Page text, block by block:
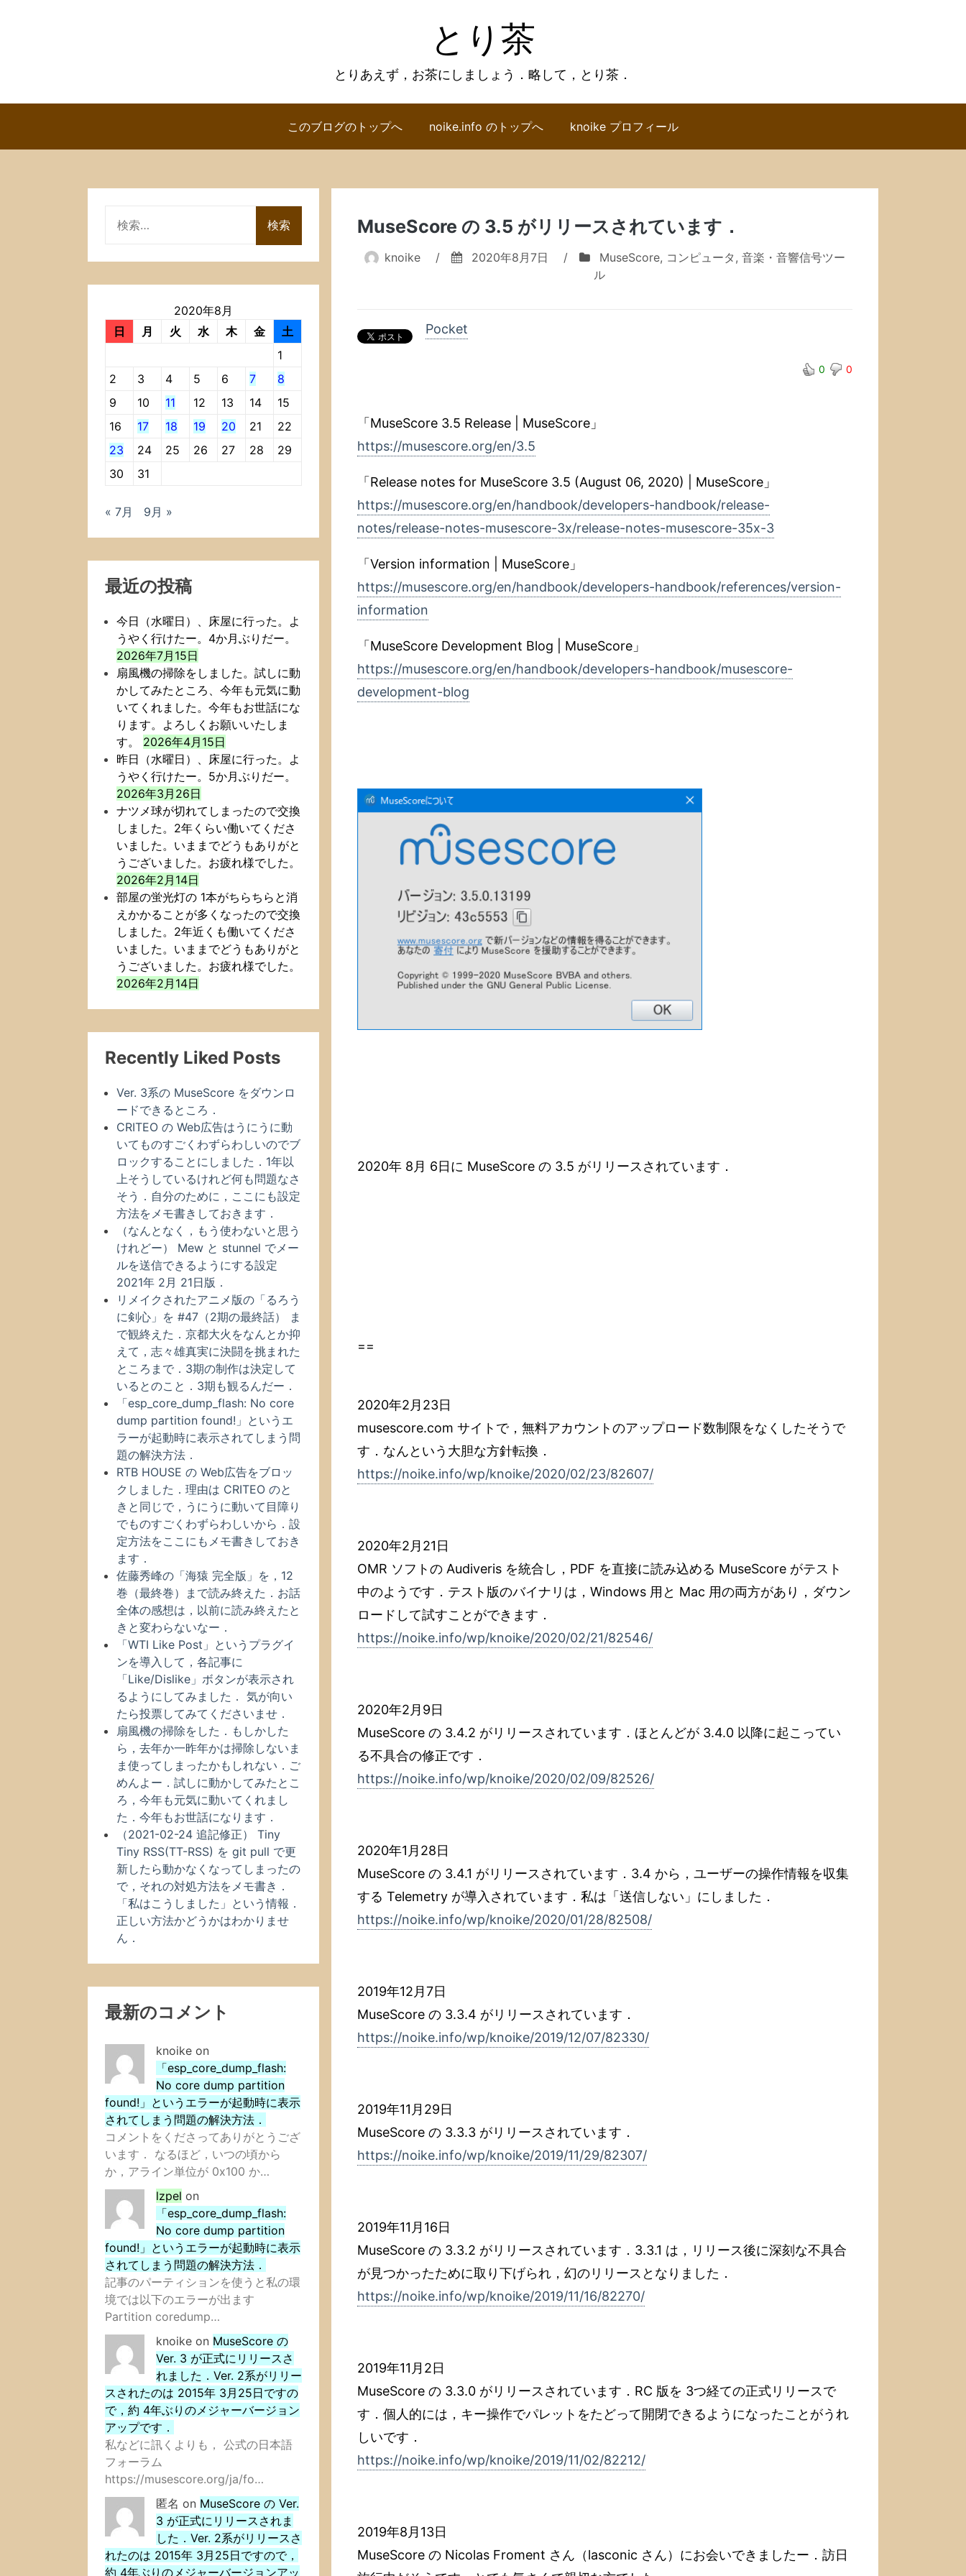
とり茶
とりあえず，お茶にしましょう．略して，とり茶．
このブログのトップへ noike.info のトップへ knoike プロフィール
MuseScore の 3.5 がリリースされています．
knoike / 2020年8月7日 / MuseScore, コンピュータ , 音楽・音響信号ツー
ル
Pocket
0 0
「MuseScore 3.5 Release | MuseScore」
https://musescore.org/en/3.5
「Release notes for MuseScore 3.5 (August 06, 2020) | MuseScore」
https://musescore.org/en/handbook/developers-handbook/release-
notes/release-notes-musescore-3x/release-notes-musescore-35x-3
「Version information | MuseScore」
https://musescore.org/en/handbook/developers-handbook/references/version-
information
「MuseScore Development Blog | MuseScore」
https://musescore.org/en/handbook/developers-handbook/musescore-
development-blog
2020年 8月 6日に MuseScore の 3.5 がリリースされています．
==
2020年2月23日
musescore.com サイトで，無料アカウントのアップロード数制限をなくしたそうで
す．なんという大胆な方針転換．
https://noike.info/wp/knoike/2020/02/23/82607/
2020年2月21日
OMR ソフトの Audiveris を統合し，PDF を直接に読み込める MuseScore がテスト
中のようです．テスト版のバイナリは，Windows 用と Mac 用の両方があり，ダウン
ロードして試すことができます．
https://noike.info/wp/knoike/2020/02/21/82546/
2020年2月9日
MuseScore の 3.4.2 がリリースされています．ほとんどが 3.4.0 以降に起こってい
る不具合の修正です．
https://noike.info/wp/knoike/2020/02/09/82526/
2020年1月28日
MuseScore の 3.4.1 がリリースされています．3.4 から，ユーザーの操作情報を収集
する Telemetry が導入されています．私は「送信しない」にしました．
https://noike.info/wp/knoike/2020/01/28/82508/
2019年12月7日
MuseScore の 3.3.4 がリリースされています．
https://noike.info/wp/knoike/2019/12/07/82330/
2019年11月29日
MuseScore の 3.3.3 がリリースされています．
https://noike.info/wp/knoike/2019/11/29/82307/
2019年11月16日
MuseScore の 3.3.2 がリリースされています．3.3.1 は，リリース後に深刻な不具合
が見つかったために取り下げられ，幻のリリースとなりました．
https://noike.info/wp/knoike/2019/11/16/82270/
2019年11月2日
MuseScore の 3.3.0 がリリースされています．RC 版を 3つ経ての正式リリースで
す．個人的には，キー操作でパレットをたどって開閉できるようになったことがうれ
しいです．
https://noike.info/wp/knoike/2019/11/02/82212/
2019年8月13日
MuseScore の Nicolas Froment さん（lasconic さん）にお会いできましたー．訪日
索:
2020年8月
日
月 火 水 木 金
土
1
2
3 4 5 6 7
8
9
10 11 12 13 14
15
16
17 18 19 20 21
22
23
24 25 26 27 28
29
30
31
« 7月 9月 »
最近の投稿
今日（水曜日）、床屋に行った。よ
うやく行けたー。4か月ぶりだー。
2026年7月15日
扇風機の掃除をしました。試しに動
かしてみたところ、今年も元気に動
いてくれました。今年もお世話にな
ります。よろしくお願いいたしま
す。
2026年4月15日
昨日（水曜日）、床屋に行った。よ
うやく行けたー。5か月ぶりだー。
2026年3月26日
ナツメ球が切れてしまったので交換
しました。2年くらい働いてくださ
いました。いままでどうもありがと
うございました。お疲れ様でした。
2026年2月14日
部屋の蛍光灯の 1本がちらちらと消
えかかることが多くなったので交換
しました。2年近くも働いてくださ
いました。いままでどうもありがと
うございました。お疲れ様でした。
2026年2月14日
Recently Liked Posts
Ver. 3系の MuseScore をダウンロ
ードできるところ．
CRITEO の Web広告はうにうに動
いてものすごくわずらわしいのでブ
ロックすることにしました．1年以
上そうしているけれど何も問題なさ
そう．自分のために，ここにも設定
方法をメモ書きしておきます．
（なんとなく，もう使わないと思う
けれどー） Mew と stunnel でメー
ルを送信できるようにする設定
2021年 2月 21日版．
リメイクされたアニメ版の「るろう
に剣心」を #47（2期の最終話） ま
で観終えた．京都大火をなんとか抑
えて，志々雄真実に決闘を挑まれた
ところまで．3期の制作は決定して
いるとのこと．3期も観るんだー．
「esp_core_dump_flash: No core
dump partition found!」というエ
ラーが起動時に表示されてしまう問
題の解決方法．
RTB HOUSE の Web広告をブロッ
クしました．理由は CRITEO のと
きと同じで，うにうに動いて目障り
でものすごくわずらわしいから．設
定方法をここにもメモ書きしておき
ます．
佐藤秀峰の「海猿 完全版」を，12
巻（最終巻）まで読み終えた．お話
全体の感想は，以前に読み終えたと
きと変わらないなー．
「WTI Like Post」というプラグイ
ンを導入して，各記事に
「Like/Dislike」ボタンが表示され
るようにしてみました． 気が向い
たら投票してみてくださいませ．
扇風機の掃除をした．もしかした
ら，去年か一昨年かは掃除しないま
ま使ってしまったかもしれない．ご
めんよー．試しに動かしてみたとこ
ろ，今年も元気に動いてくれまし
た．今年もお世話になります．
（2021-02-24 追記修正） Tiny
Tiny RSS(TT-RSS) を git pull で更
新したら動かなくなってしまったの
で，それの対処方法をメモ書き．
「私はこうしました」という情報．
正しい方法かどうかはわかりませ
ん．
最新のコメント
knoike on
「esp_core_dump_flash:
No core dump partition
found!」というエラーが起動時に表示
されてしまう問題の解決方法．
コメントをくださってありがとうござ
います． なるほど，いつの頃から
か，アライン単位が 0x100 か…
lzpel on
「esp_core_dump_flash:
No core dump partition
found!」というエラーが起動時に表示
されてしまう問題の解決方法．
記事のパーティションを使うと私の環
境では以下のエラーが出ます
Partition coredump…
knoike on MuseScore の
Ver. 3 が正式にリリースさ
れました．Ver. 2系がリリー
スされたのは 2015年 3月25日ですの
で，約 4年ぶりのメジャーバージョン
アップです．
私などに訊くよりも， 公式の日本語
フォーラム
https://musescore.org/ja/fo…
匿名 on MuseScore の Ver.
3 が正式にリリースされま
した．Ver. 2系がリリースさ
れたのは 2015年 3月25日ですので，
約 4年ぶりのメジャーバージョンアッ